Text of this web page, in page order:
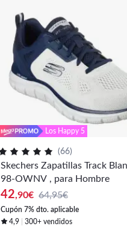
Los Happy 5
(66)
Skechers Zapatillas Track
98-OWNV , para Hombre
42,90€ 64,95€
Cupón 7% dto. aplicable
4,9
300+ vendidos